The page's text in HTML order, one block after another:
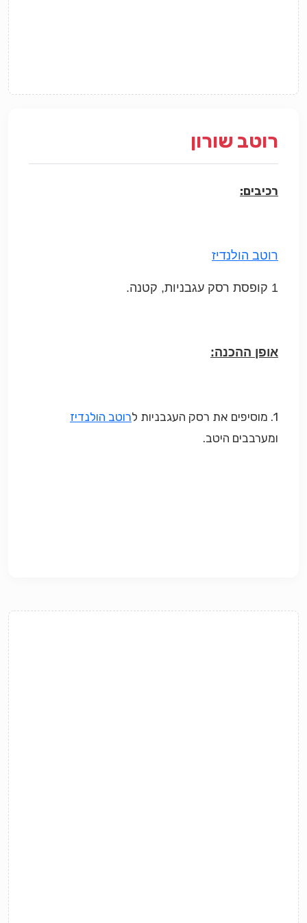
רוטב שורון
רכיבים:
רוטב הולנדיז
1 קופסת רסק עגבניות, קטנה.
אופן ההכנה:
1. מוסיפים את רסק העגבניות ל
רוטב הולנדיז
ומערבבים היטב.